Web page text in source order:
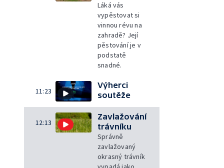
Láká vás
vypěstovat si
vinnou révu na
zahradě? Její
pěstování je v
podstatě
snadné.
11:23
Výherci
soutěže
12:13
Zavlažování
trávníku
Správně
zavlažovaný
okrasný trávník